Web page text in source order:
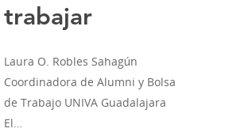
trabajar
Laura O. Robles Sahagún
Coordinadora de Alumni y Bolsa
de Trabajo UNIVA Guadalajara
El…